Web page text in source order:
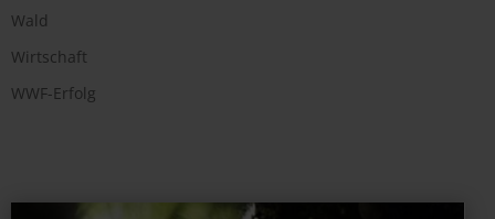
Wald
Wirtschaft
WWF-Erfolg